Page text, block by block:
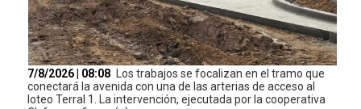
7/8/2026 | 08:08 Los trabajos se focalizan en el tramo que
conectará la avenida con una de las arterias de acceso al
loteo Terral 1. La intervención, ejecutada por la cooperativa